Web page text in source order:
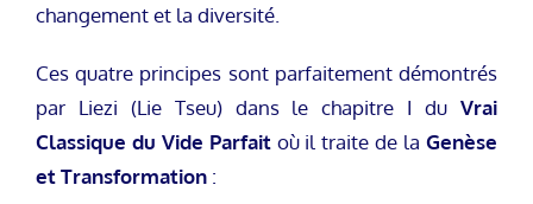
changement et la diversité.
Ces quatre principes sont parfaitement démontrés
par Liezi (Lie Tseu) dans le chapitre I du Vrai
Classique du Vide Parfaitoù il traite de laGenèse
et Transformation :